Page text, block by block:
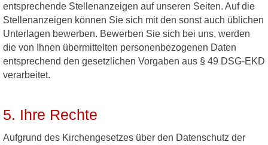
entsprechende Stellenanzeigen auf unseren Seiten. Auf die
Stellenanzeigen können Sie sich mit den sonst auch üblichen
Unterlagen bewerben. Bewerben Sie sich bei uns, werden
die von Ihnen übermittelten personenbezogenen Daten
entsprechend den gesetzlichen Vorgaben aus § 49 DSG-EKD
verarbeitet.
5. Ihre Rechte
Aufgrund des Kirchengesetzes über den Datenschutz der